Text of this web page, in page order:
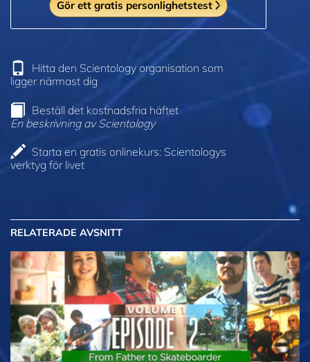
Gör ett gratis personlighetstest
Hitta den Scientology organisation som
ligger närmast dig
Beställ det kostnadsfria häftet
En beskrivning av Scientology
Starta en gratis onlinekurs: Scientologys
verktyg för livet
RELATERADE AVSNITT